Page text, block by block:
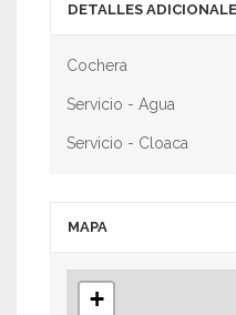
DETALLES
Cochera
Servicio - Agua
Servicio - Cloaca
MAPA
+